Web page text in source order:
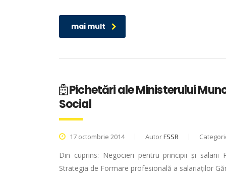
mai mult
Pichetări ale Ministerului
Social
17 octombrie 2014 AutorFSSR
Din cuprins: Negocieri pentru principii și salarii
Strategia de Formare profesională a salariaților